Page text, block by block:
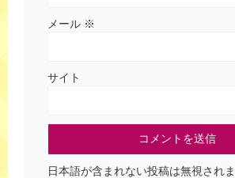
メール ※
サイト
日本語が含まれない投稿は無視され